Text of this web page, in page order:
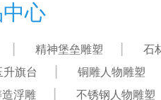
心
精神堡垒雕塑 石
升旗台 铜雕人物雕塑
浮雕 不锈钢人物雕塑